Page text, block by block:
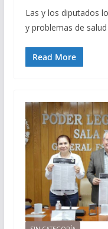
Las y los diputados
y problemas de
Read More